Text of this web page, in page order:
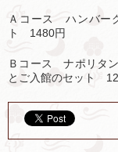
Ａコース ハンバー
ト 1480円
Ｂコース ナポリタ
とご入館のセット